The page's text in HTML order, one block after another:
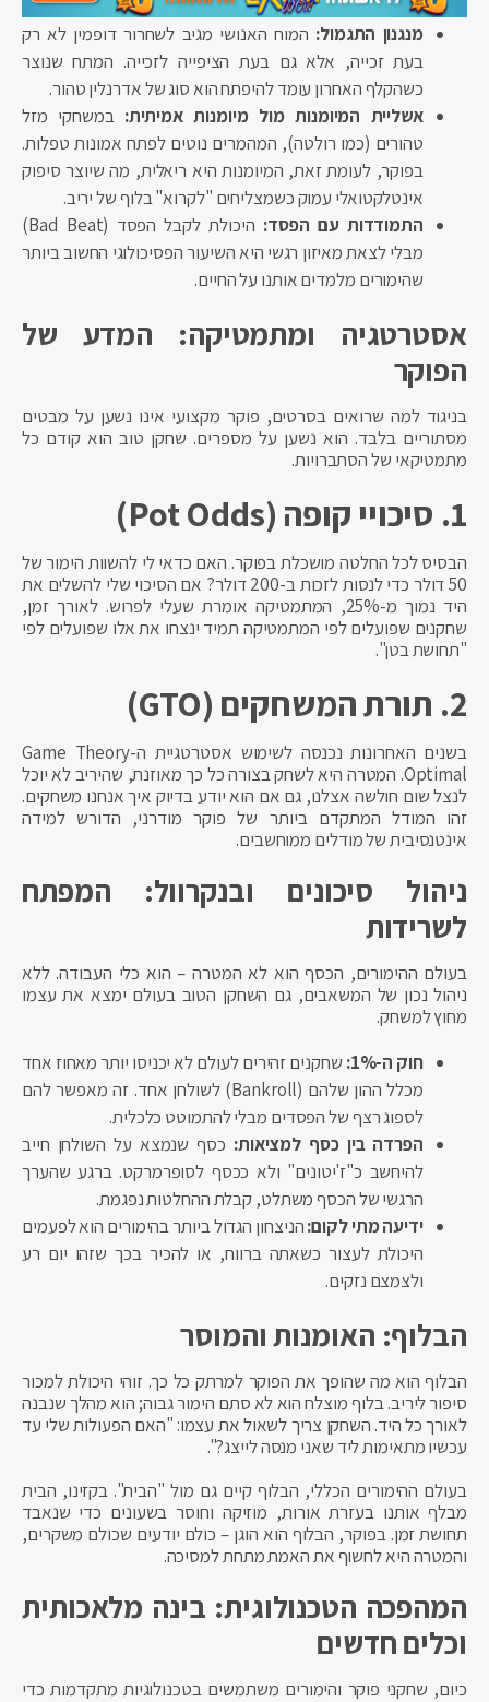
מנגנון התגמול: המוח האנושי מגיב לשחרור דופמין לא רק
בעת זכייה, אלא גם בעת הציפייה לזכייה. המתח שנוצר
כשהקלף האחרון עומד להיפתח הוא סוג של אדרנלין טהור.
אשליית המיומנות מול מיומנות אמיתית: במשחקי מזל
טהורים (כמו רולטה), המהמרים נוטים לפתח אמונות טפלות.
בפוקר, לעומת זאת, המיומנות היא ריאלית, מה שיוצר סיפוק
אינטלקטואלי עמוק כשמצליחים "לקרוא" בלוף של יריב.
התמודדות עם הפסד:
היכולת לקבל הפסד (Bad Beat)
מבלי לצאת מאיזון רגשי היא השיעור הפסיכולוגי החשוב ביותר
שהימורים מלמדים אותנו על החיים.
אסטרטגיה ומתמטיקה: המדע של
הפוקר
בניגוד למה שרואים בסרטים, פוקר מקצועי אינו נשען על מבטים
מסתוריים בלבד. הוא נשען על מספרים. שחקן טוב הוא קודם כל
מתמטיקאי של הסתברויות.
1. סיכויי קופה (Pot Odds)
הבסיס לכל החלטה מושכלת בפוקר. האם כדאי לי להשוות הימור של
50 דולר כדי לנסות לזכות ב-200 דולר? אם הסיכוי שלי להשלים את
היד נמוך מ-25%, המתמטיקה אומרת שעלי לפרוש. לאורך זמן,
שחקנים שפועלים לפי המתמטיקה תמיד ינצחו את אלו שפועלים לפי
"תחושת בטן".
2. תורת המשחקים (GTO)
בשנים האחרונות נכנסה לשימוש אסטרטגיית ה-Game Theory
Optimal. המטרה היא לשחק בצורה כל כך מאוזנת, שהיריב לא יוכל
לנצל שום חולשה אצלנו, גם אם הוא יודע בדיוק איך אנחנו משחקים.
זהו המודל המתקדם ביותר של פוקר מודרני, הדורש למידה
אינטנסיבית של מודלים ממוחשבים.
ניהול סיכונים ובנקרוול: המפתח
לשרידות
בעולם ההימורים, הכסף הוא לא המטרה – הוא כלי העבודה. ללא
ניהול נכון של המשאבים, גם השחקן הטוב בעולם ימצא את עצמו
מחוץ למשחק.
חוק ה-1%:
שחקנים זהירים לעולם לא יכניסו יותר מאחוז אחד
מכלל ההון שלהם (Bankroll) לשולחן אחד. זה מאפשר להם
לספוג רצף של הפסדים מבלי להתמוטט כלכלית.
הפרדה בין כסף למציאות: כסף שנמצא על השולחן חייב
להיחשב כ"ז'יטונים" ולא ככסף לסופרמרקט. ברגע שהערך
הרגשי של הכסף משתלט, קבלת ההחלטות נפגמת.
ידיעה מתי לקום:הניצחון הגדול ביותר בהימורים הוא לפעמים
היכולת לעצור כשאתה ברווח, או להכיר בכך שזהו יום רע
ולצמצם נזקים.
הבלוף: האומנות והמוסר
הבלוף הוא מה שהופך את הפוקר למרתק כל כך. זוהי היכולת למכור
סיפור ליריב. בלוף מוצלח הוא לא סתם הימור גבוה; הוא מהלך שנבנה
לאורך כל היד. השחקן צריך לשאול את עצמו: "האם הפעולות שלי עד
עכשיו מתאימות ליד שאני מנסה לייצג?".
בעולם ההימורים הכללי, הבלוף קיים גם מול "הבית". בקזינו, הבית
מבלף אותנו בעזרת אורות, מוזיקה וחוסר בשעונים כדי שנאבד
תחושת זמן. בפוקר, הבלוף הוא הוגן – כולם יודעים שכולם משקרים,
והמטרה היא לחשוף את האמת מתחת למסיכה.
המהפכה הטכנולוגית: בינה מלאכותית
וכלים חדשים
כיום, שחקני פוקר והימורים משתמשים בטכנולוגיות מתקדמות כדי